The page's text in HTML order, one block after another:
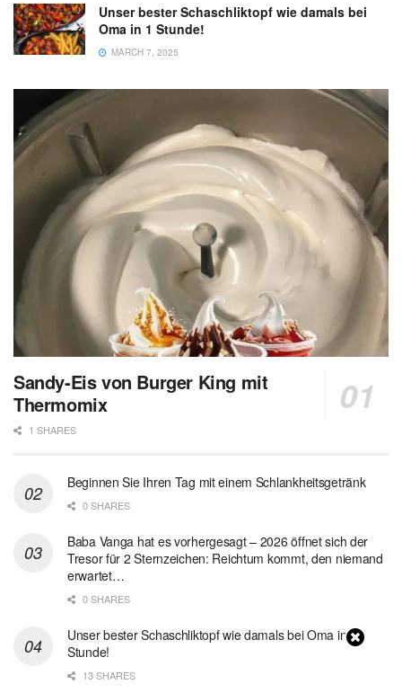
Unser bester Schaschliktopf wie damals bei
Oma in 1 Stunde!
MARCH 7, 2025
Sandy-Eis von Burger King mit
Thermomix
1 SHARES
Beginnen Sie Ihren Tag mit einem Schlankheitsgetränk
0 SHARES
Baba Vanga hat es vorhergesagt – 2026 öffnet sich der
Tresor für 2 Sternzeichen: Reichtum kommt, den niemand
erwartet…
0 SHARES
Unser bester Schaschliktopf wie damals bei Oma in 1
Stunde!
13 SHARES